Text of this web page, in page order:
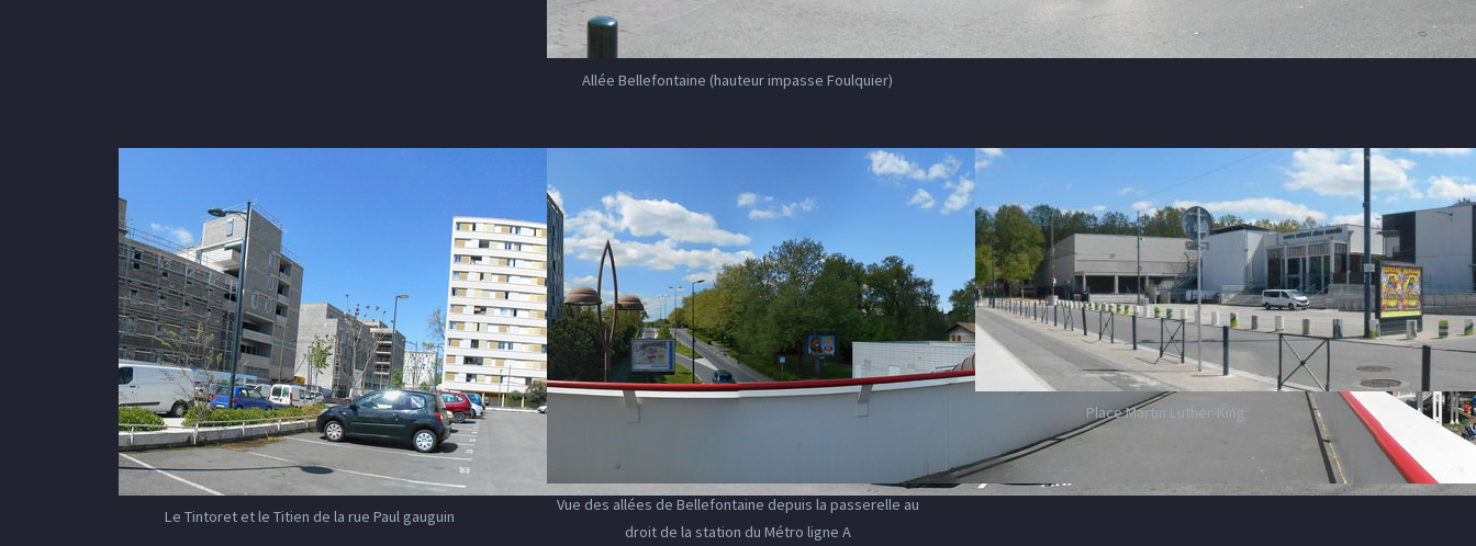
Allée Bellefontaine (hauteur impasse Foulquier)
Le Tintoret et le Titien de la rue Paul gauguin
Vue des allées de Bellefontaine depuis la passerelle au
droit de la station du Métro ligne A
Place Martin Luther-King